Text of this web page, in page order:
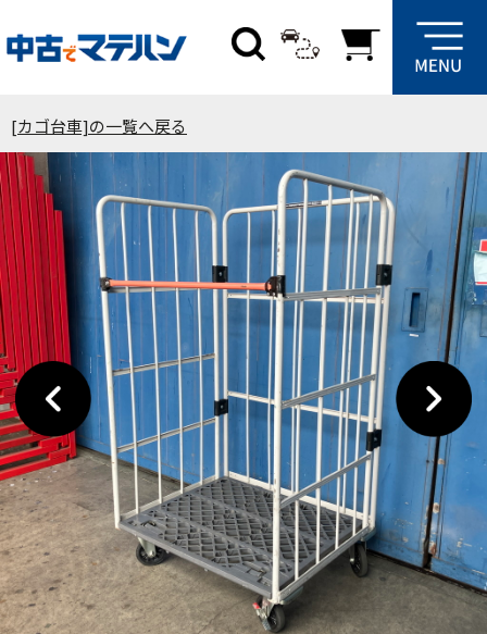
[カゴ台車]の一覧へ戻る